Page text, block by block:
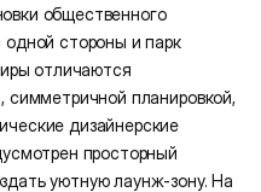
общественного
одной стороны и парк
отличаются
симметричной планировкой,
дизайнерские
просторный
уютную лаунж-зону. На